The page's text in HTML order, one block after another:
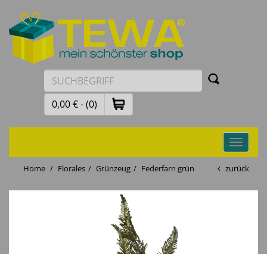
0,00 € - (0)
Toggle
Home
Florales Grünzeug Federfarn grün zurück